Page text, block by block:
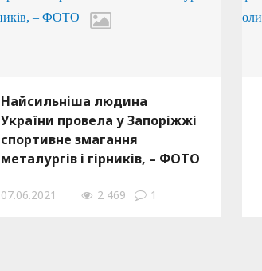
Найсильніша людина
України провела у Запоріжжі
спортивне змагання
металургів і гірників, – ФОТО
07.06.2021 2 469 1